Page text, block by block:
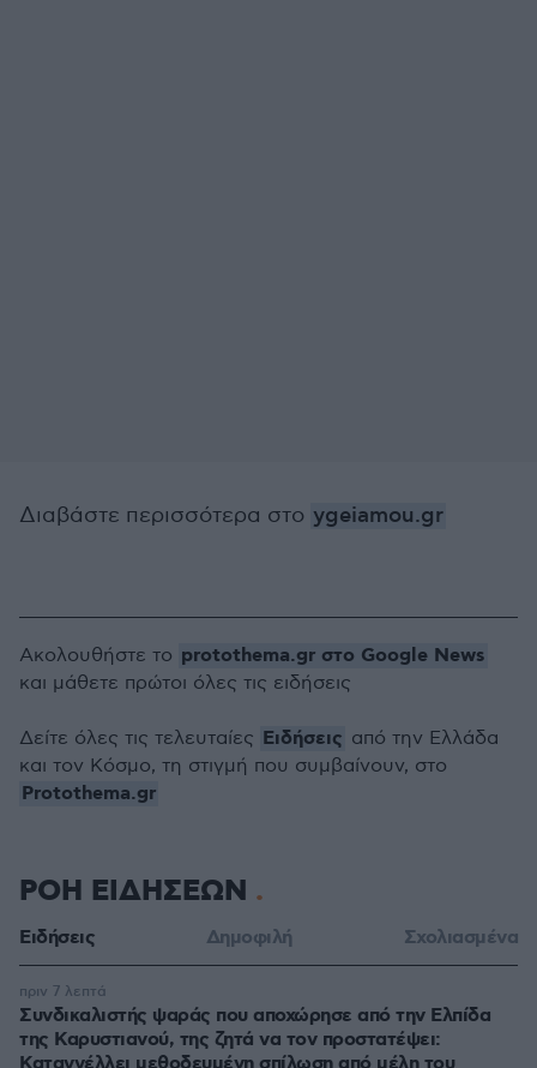
Διαβάστε περισσότερα στο ygeiamou.gr
Ακολουθήστε το protothema.gr στο Google News
και μάθετε πρώτοι όλες τις ειδήσεις
Δείτε όλες τις τελευταίες Ειδήσεις από την Ελλάδα
και τον Κόσμο, τη στιγμή που συμβαίνουν, στο
Protothema.gr
ΡΟΗ ΕΙΔΗΣΕΩΝ
Ειδήσεις Δημοφιλή Σχολιασμένα
Συνδικαλιστής ψαράς που αποχώρησε από την Ελπίδα
της Καρυστιανού, της ζητά να τον προστατέψει:
πριν 7 λεπτά